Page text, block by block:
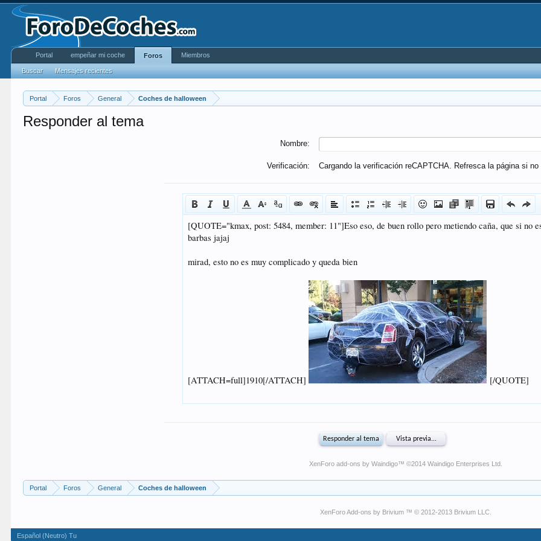
Portal Foros General Coches de halloween
Responder al tema
Nombre:
Verificación: Cargando la verificación reCAPTCHA. Refresca la página si no
XenForo add-ons by Waindigo™ ©2014 Waindigo Enterprises Ltd
Portal Foros General Coches de halloween
XenForo Add-ons by Brivium ™ © 2012-2013 Brivium LLC.
Portal empeñar mi coche Foros
Buscar Mensajes recientes
Miembros
Español (Neutro) Tu